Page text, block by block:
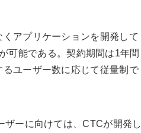
アプリケーションを開発して
可能である。契約期間は1年間
ユーザー数に応じて従量制で
ーに向けては、CTCが開発し